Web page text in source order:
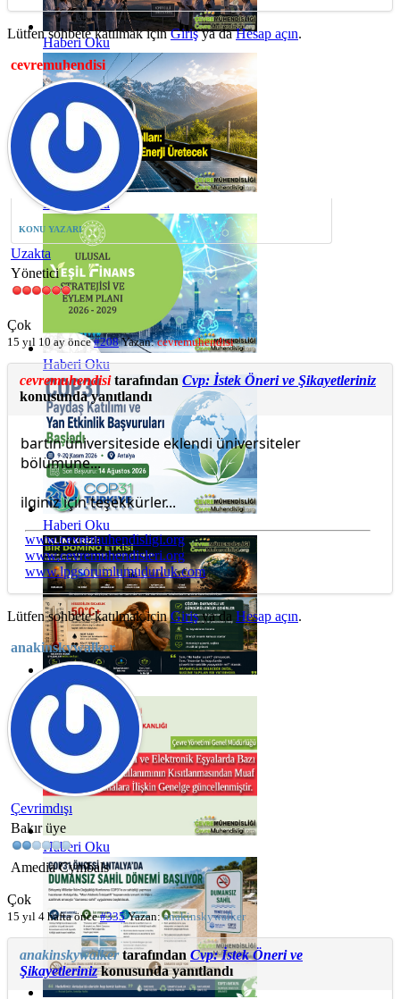
Haberi Oku
Haberi Oku
Haberi Oku
Haberi Oku
Haberi Oku
Haberi Oku
Lütfen sohbete katılmak içinGirişya daHesap açın.
cevremuhendisi
KONU YAZARI
Uzakta
Yönetici
Çok
15 yıl 10 ay önce #208 Yazan:cevremuhendisi
cevremuhendisitarafından Cvp: İstek Öneri ve Şikayetleriniz
konusunda yanıtlandı
bartın üniversiteside eklendi üniversiteler
bölümüne...
ilginiz için teşekkürler...
www.cevremuhendisligi.org
www.cevremuhendisleri.org
www.lpgsorumlumudurluk.com
Lütfen sohbete katılmak içinGirişya da Hesap açın.
anakinskywalker
Çevrimdışı
Bakır üye
Amedia Cymbals
Çok
15 yıl 4 hafta önce #335 Yazan:anakinskywalker
anakinskywalkertarafından Cvp: İstek Öneri ve
Şikayetlerinizkonusunda yanıtlandı